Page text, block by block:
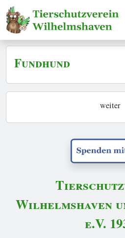
Fundhund
weiter
Wilhelmshaven
e.V.